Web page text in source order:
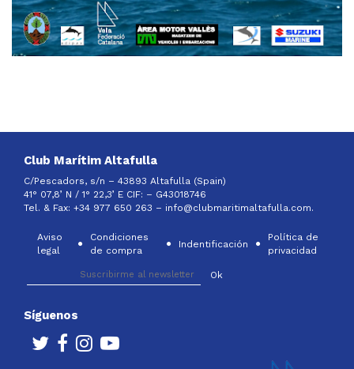
Club Marítim Altafulla
C/Pescadors, s/n – 43893 Altafulla (Spain)
41° 07,8’ N / 1° 22,3’ E CIF: – G43018746
Tel. & Fax: +34 977 650 263 – info@clubmaritimaltafulla.com.
Aviso
legal
Condiciones
de compra
Indentificación
Política de
privacidad
Síguenos